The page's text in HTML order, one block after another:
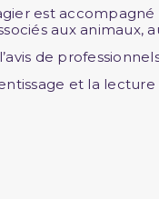
est
aux animaux,
de
et la